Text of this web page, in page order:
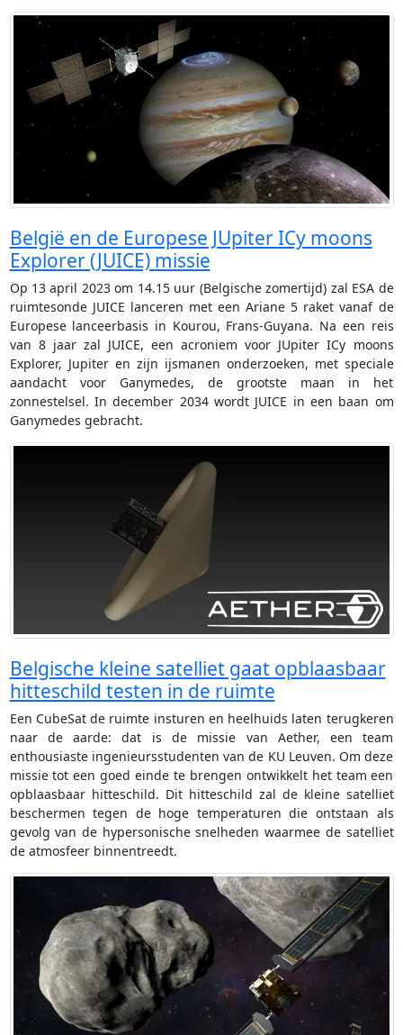
België en de Europese JUpiter ICy moons
Explorer (JUICE) missie
Op 13 april 2023 om 14.15 uur (Belgische zomertijd) zal ESA de
ruimtesonde JUICE lanceren met een Ariane 5 raket vanaf de
Europese lanceerbasis in Kourou, Frans-Guyana. Na een reis
van 8 jaar zal JUICE, een acroniem voor JUpiter ICy moons
Explorer, Jupiter en zijn ijsmanen onderzoeken, met speciale
aandacht voor Ganymedes, de grootste maan in het
zonnestelsel. In december 2034 wordt JUICE in een baan om
Ganymedes gebracht.
Belgische kleine satelliet gaat opblaasbaar
hitteschild testen in de ruimte
Een CubeSat de ruimte insturen en heelhuids laten terugkeren
naar de aarde: dat is de missie van Aether, een team
enthousiaste ingenieursstudenten van de KU Leuven. Om deze
missie tot een goed einde te brengen ontwikkelt het team een
opblaasbaar hitteschild. Dit hitteschild zal de kleine satelliet
beschermen tegen de hoge temperaturen die ontstaan als
gevolg van de hypersonische snelheden waarmee de satelliet
de atmosfeer binnentreedt.